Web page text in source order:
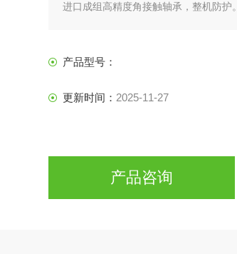
进口成组高精度角接触轴承，整机防护。
产品型号：
更新时间： 2025-11-27
产品咨询